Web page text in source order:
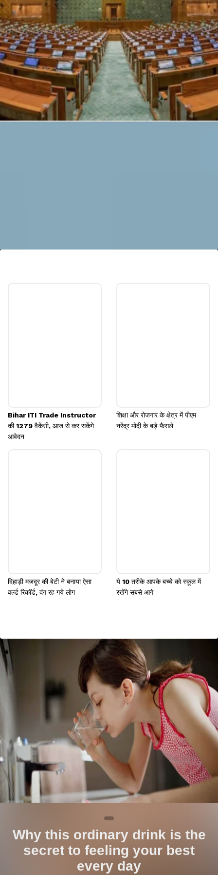
Bihar ITI Trade Instructor
की 1279 वैकेंसी, आज से कर सकेंगे
आवेदन
शिक्षा और रोजगार के क्षेत्र में पीएम
नरेंद्र मोदी के बड़े फैसले
दिहाड़ी मजदूर की बेटी ने बनाया ऐसा
वर्ल्ड रिकॉर्ड, दंग रह गये लोग
ये 10 तरीके आपके बच्चे को स्कूल में
रखेंगे सबसे आगे